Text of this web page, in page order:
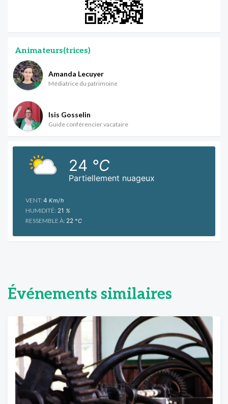
Animateurs(trices)
Amanda Lecuyer
Médiatrice du patrimoine
Isis Gosselin
Guide conférencier vacataire
Partiellement nuageux
24 °C
VENT: 4 Km/h
HUMIDITÉ: 21 %
RESSEMBLE À: 22 °C
Événements similaires